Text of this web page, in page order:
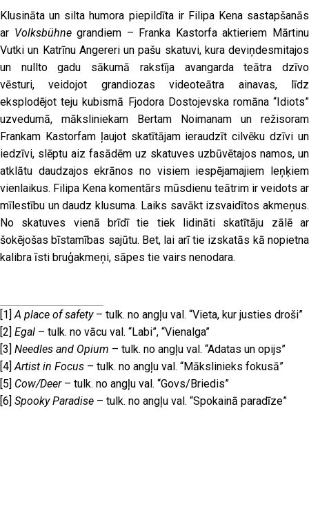
Klusināta un silta humora piepildīta ir Filipa Kena sastapšanās
ar Volksbühnegrandiem – Franka Kastorfa aktieriem Mārtinu
Vutki un Katrīnu Angereri un pašu skatuvi, kura deviņdesmitajos
un nullto gadu sākumā rakstīja avangarda teātra dzīvo
vēsturi, veidojot grandiozas videoteātra ainavas, līdz
eksplodējot teju kubismā Fjodora Dostojevska romāna “Idiots”
uzvedumā, māksliniekam Bertam Noimanam un režisoram
Frankam Kastorfam ļaujot skatītājam ieraudzīt cilvēku dzīvi un
iedzīvi, slēptu aiz fasādēm uz skatuves uzbūvētajos namos, un
atklātu daudzajos ekrānos no visiem iespējamajiem leņķiem
vienlaikus. Filipa Kena komentārs mūsdienu teātrim ir veidots ar
mīlestību un daudz klusuma. Laiks savākt izsvaidītos akmeņus.
No skatuves vienā brīdī tie tiek lidināti skatītāju zālē ar
šokējošas bīstamības sajūtu. Bet, lai arī tie izskatās kā nopietna
kalibra īsti bruģakmeņi, sāpes tie vairs nenodara.
[1] A place of safety– tulk. no angļu val. “Vieta, kur justies droši”
[2] Egal – tulk. no vācu val. “Labi”, “Vienalga”
[3] Needles and Opium – tulk. no angļu val. “Adatas un opijs”
[4] Artist in Focus – tulk. no angļu val. “Mākslinieks fokusā”
[5] Cow/Deer– tulk. no angļu val. “Govs/Briedis”
[6] Spooky Paradise – tulk. no angļu val. “Spokainā paradīze”